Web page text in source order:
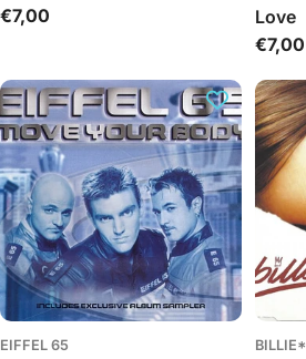
Įprasta
€7,00
Love
Įprasta
€7,00
EIFFEL 65
BILLIE*